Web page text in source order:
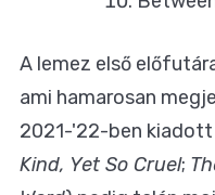
A lemez első
ami hamarosan
2021-'22-ben
Kind, Yet So Cruel;